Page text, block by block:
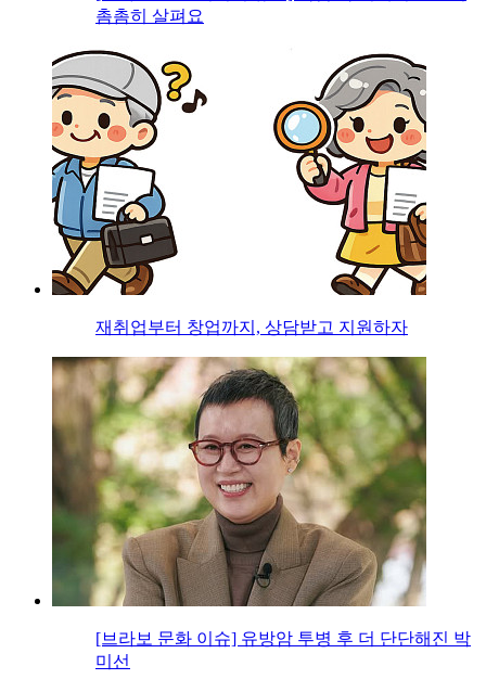
촘촘히 살펴요
재취업부터 창업까지, 상담받고 지원하자
[브라보 문화 이슈] 유방암 투병 후 더 단단해진 박
미선